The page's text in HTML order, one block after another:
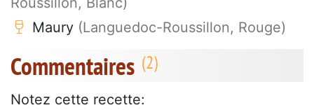
Maury (Languedoc-Roussillon, Rouge)
Commentaires
Notez cette recette: